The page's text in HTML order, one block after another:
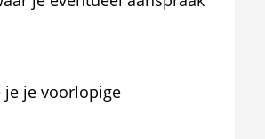
je je voorlopige